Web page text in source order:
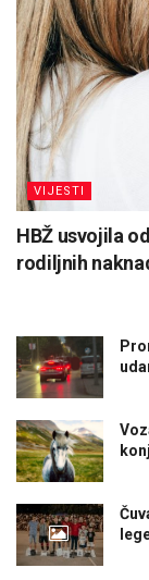
VIJESTI
HBŽ usvojila
rodiljnih